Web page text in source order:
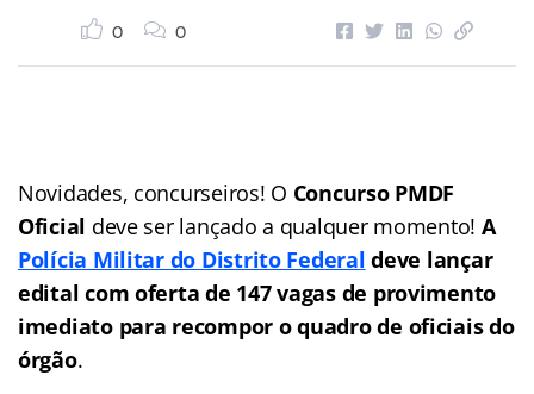
0 0
Novidades, concurseiros! O Concurso PMDF
Oficial deve ser lançado a qualquer momento! A
Polícia Militar do Distrito Federal deve lançar
edital com oferta de 147 vagas de provimento
imediato para recompor o quadro de oficiais do
órgão.